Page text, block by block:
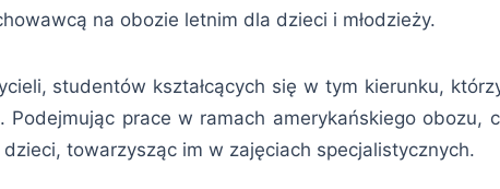
na obozie letnim dla dzieci i młodzieży.
studentów kształcących się w tym kierunku,
Podejmując prace w ramach amerykańskiego obozu,
towarzysząc im w zajęciach specjalistycznych.